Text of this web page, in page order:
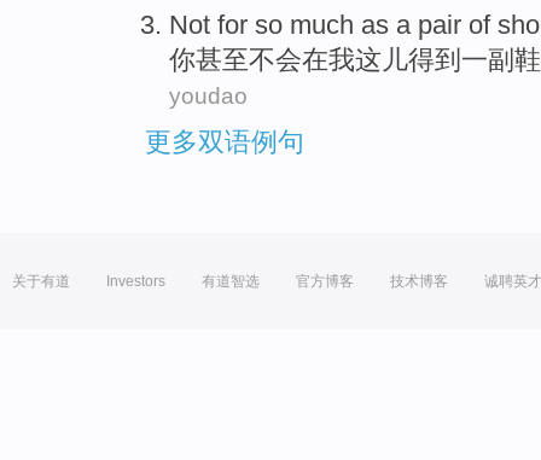
Not for so much as a pair of
你甚至不会在我这儿得到 一副
youdao
更多双语例句
关于有道 Investors 有道智选 官方博客 技术博客 诚聘英才